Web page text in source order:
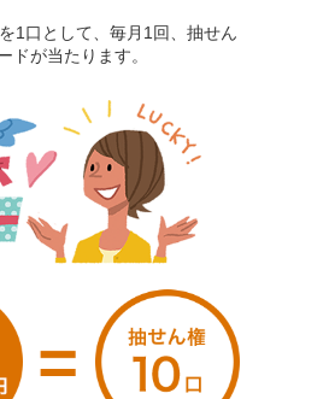
1口として、毎月1回、抽せん
ドが当たります。